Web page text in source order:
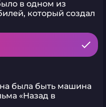
в одном из
который создал
была быть машина
«Назад в